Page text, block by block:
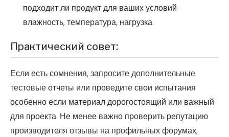
подходит ли продукт для ваших условий
влажность, температура, нагрузка.
Практический совет:
Если есть сомнения, запросите дополнительные
тестовые отчеты или проведите свои испытания
особенно если материал дорогостоящий или важный
для проекта. Не менее важно проверить репутацию
производителя отзывы на профильных форумах,